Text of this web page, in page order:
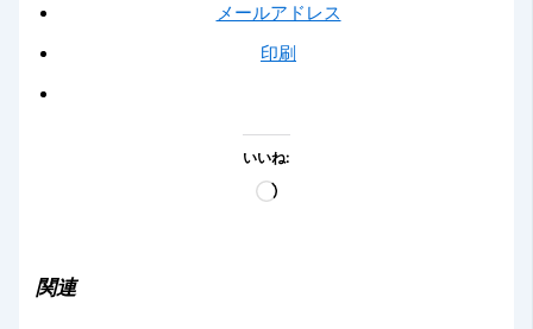
メールアドレス
印刷
いいね:
読
関連